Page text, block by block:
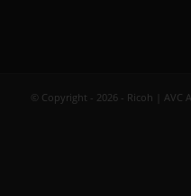
© Copyright - 2026 - Ricoh | AVC